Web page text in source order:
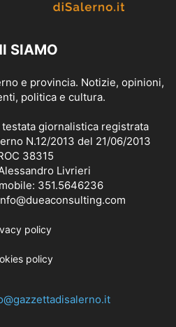
SIAMO
e provincia. Notizie, opinioni,
politica e cultura.
giornalistica registrata
N.12/2013 del 21/06/2013
38315
Livrieri
351.5646236
policy
policy